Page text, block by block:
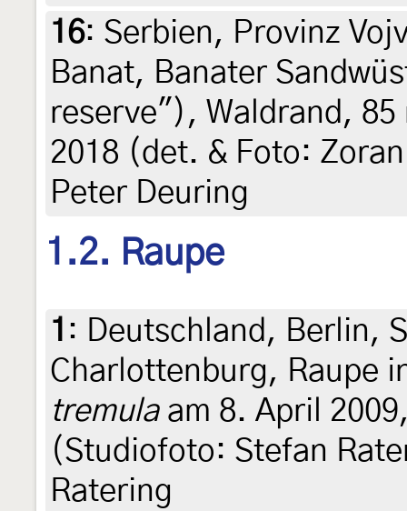
16: Serbien, Provinz
Banat, Banater
reserve"), Waldrand,
2018 (det. & Foto:
Peter Deuring
1.2. Raupe
1 : Deutschland, Berlin,
Charlottenburg, Raupe
tremulaam 8. April
(Studiofoto: Stefan
Ratering